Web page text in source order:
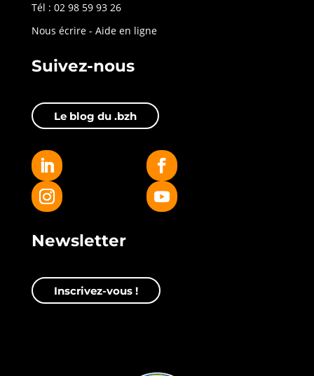
Tél : 02 98 59 93 26
Nous écrire - Aide en ligne
Suivez-nous
Le blog du .bzh
Newsletter
Inscrivez-vous !